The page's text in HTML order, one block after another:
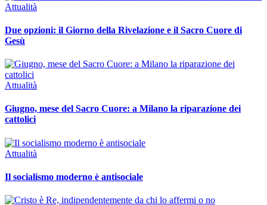
Attualità
Due opzioni: il Giorno della Rivelazione e il Sacro Cuore di
Gesù
Attualità
Giugno, mese del Sacro Cuore: a Milano la riparazione dei
cattolici
Attualità
Il socialismo moderno è antisociale